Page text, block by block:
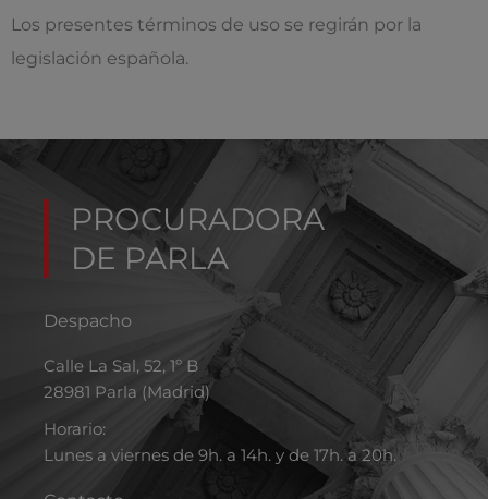
Los presentes términos de uso se regirán por la
legislación española.
PROCURADORA
DE PARLA
Despacho
Calle La Sal, 52, 1º B
28981 Parla (Madrid)
Horario:
Lunes a viernes de 9h. a 14h. y de 17h. a 20h.